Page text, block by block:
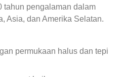
tahun pengalaman dalam
Asia, dan Amerika Selatan.
permukaan halus dan tepi